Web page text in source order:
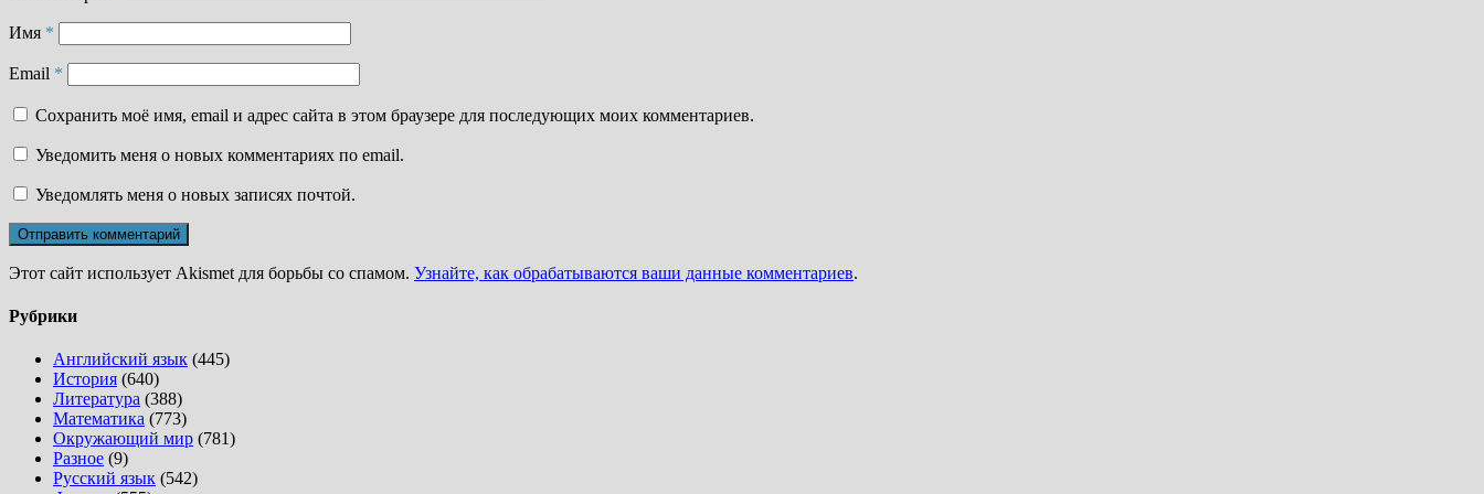
Имя *
Email *
Сохранить моё имя, email и адрес сайта в этом браузере для последующих моих комментариев.
Уведомить меня о новых комментариях по email.
Уведомлять меня о новых записях почтой.
Этот сайт использует Akismet для борьбы со спамом. Узнайте, как обрабатываются ваши данные комментариев.
Рубрики
Английский язык (445)
История (640)
Литература (388)
Математика (773)
Окружающий мир (781)
Разное (9)
Русский язык (542)